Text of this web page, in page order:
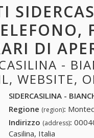
DI
-
WEBSITE,
SIDERCASILINA -
Regione (region):
Indirizzo (address):
Casilina, Italia